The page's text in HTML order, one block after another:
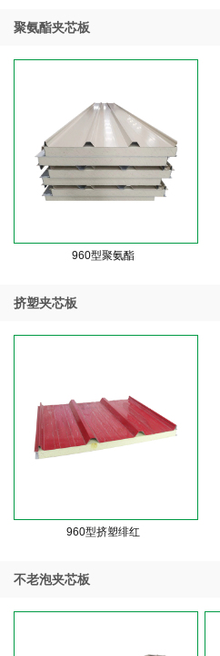
聚氨酯夹芯板
960型聚氨酯
挤塑夹芯板
960型挤塑绯红
不老泡夹芯板